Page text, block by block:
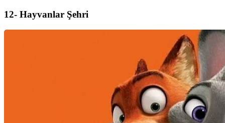
12- Hayvanlar Şehri